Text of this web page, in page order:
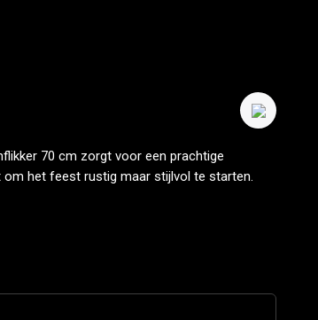
70 cm zorgt voor een prachtige
het feest rustig maar stijlvol te starten.